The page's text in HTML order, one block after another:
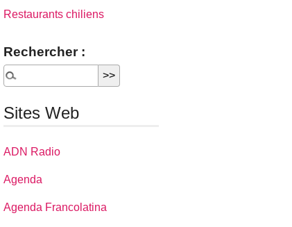
Restaurants chiliens
Rechercher :
Sites Web
ADN Radio
Agenda
Agenda Francolatina